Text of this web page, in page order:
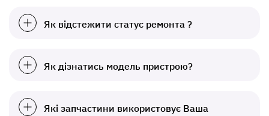
Як відстежити статус ремонта ?
Як дізнатись модель пристрою?
Які запчастини використовує Ваша